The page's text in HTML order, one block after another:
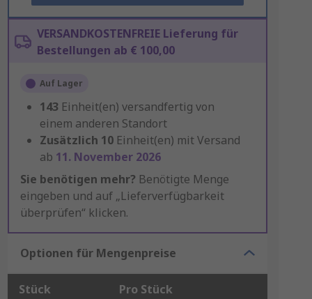
VERSANDKOSTENFREIE Lieferung für
Bestellungen ab € 100,00
Auf Lager
143 Einheit(en) versandfertig von
einem anderen Standort
Zusätzlich 10 Einheit(en) mit Versand
ab 11. November 2026
Sie benötigen mehr? Benötigte Menge
eingeben und auf „Lieferverfügbarkeit
überprüfen“ klicken.
Optionen für Mengenpreise
Stück Pro Stück